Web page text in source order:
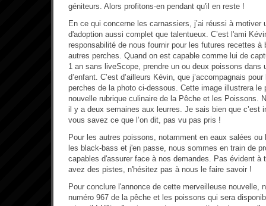
géniteurs. Alors profitons-en pendant qu'il en reste !
En ce qui concerne les carnassiers, j’ai réussi à motiver
d'adoption aussi complet que talentueux. C’est l'ami
responsabilité de nous fournir pour les futures recettes à
autres perches. Quand on est capable comme lui de
1 an sans liveScope, prendre un ou deux poissons dans
d’enfant. C’est d’ailleurs Kévin, que j’accompagnais
perches de la photo ci-dessous. Cette image illustrera le
nouvelle rubrique culinaire de la Pêche et les Poissons.
il y a deux semaines aux leurres. Je sais bien que c’est
vous savez ce que l’on dit, pas vu pas pris !
Pour les autres poissons, notamment en eaux salées
les black-bass et j'en passe, nous sommes en train de
capables d'assurer face à nos demandes. Pas évident à
avez des pistes, n'hésitez pas à nous le faire savoir !
Pour conclure l'annonce de cette merveilleuse nouvelle,
numéro 967 de la pêche et les poissons qui sera